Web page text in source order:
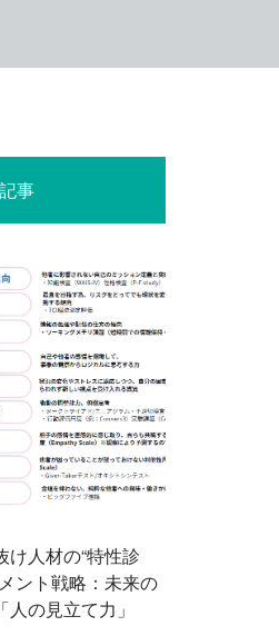
事
け人材の“特性診
ント戦略：未来の
の見立て力」